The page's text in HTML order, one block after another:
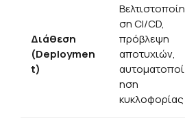
Διάθεση
(Deploymen
t)
Βελτιστοποίη
ση CI/CD,
πρόβλεψη
αποτυχιών,
αυτοματοποί
ηση
κυκλοφορίας